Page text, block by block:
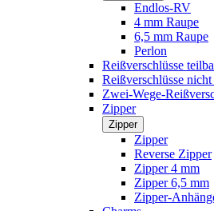
Endlos-RV
4 mm Raupe
6,5 mm Raupe
Perlon
Reißverschlüsse
Reißverschlüsse
Zwei-Wege-
Zipper
Zipper
Zipper
Reverse Zipper
Zipper 4 mm
Zipper 6,5 mm
Zipper-